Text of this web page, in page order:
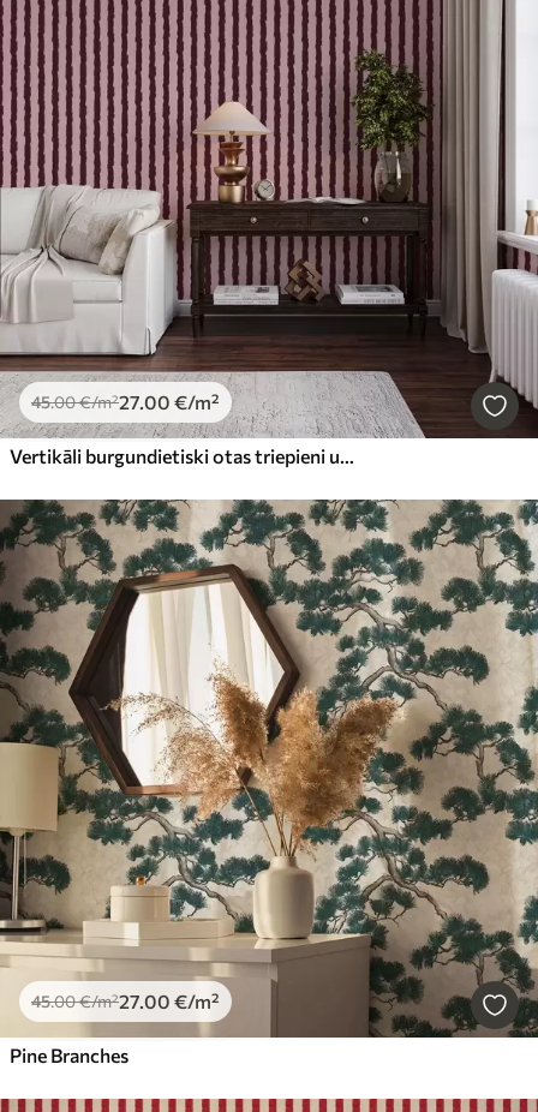
45.00€/m²27.00 €/m²
Vertikāli burgundietiski otas triepieni uz rozā fona
45.00€/m²27.00 €/m²
Pine Branches